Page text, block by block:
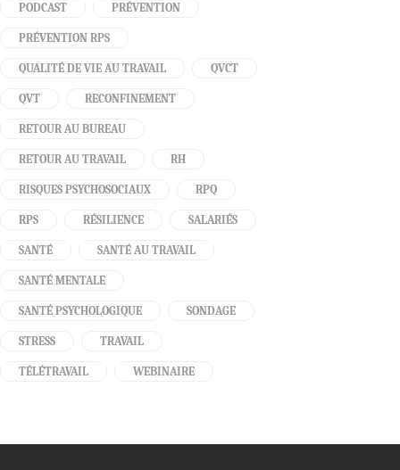
PODCAST PRÉVENTION
PRÉVENTION RPS
QUALITÉ DE VIE AU TRAVAIL QVCT
QVT RECONFINEMENT
RETOUR AU BUREAU
RETOUR AU TRAVAIL RH
RISQUES PSYCHOSOCIAUX RPQ
RPS RÉSILIENCE SALARIÉS
SANTÉ SANTÉ AU TRAVAIL
SANTÉ MENTALE
SANTÉ PSYCHOLOGIQUE SONDAGE
STRESS TRAVAIL
TÉLÉTRAVAIL WEBINAIRE